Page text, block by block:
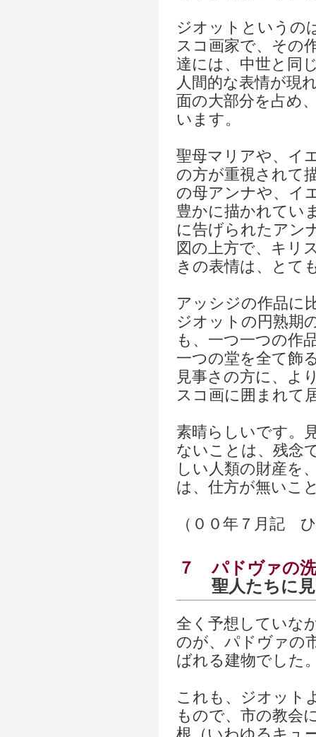
ジオットというの
スコ画家で、その
達には、中世と同
人間的な表情が現
面の大部分を占め
います。
聖母マリアや、イ
の方が重視されて
の母アンナや、イ
豊かに描かれてい
に告げられたアン
図の上方で、キリ
きの表情は、とて
アッシジの作品に
ジオットの円熟期
も、一つ一つの作
一つの堂を全て飾
見事さの方に、よ
スコ画に囲まれて
素晴らしいです。
ないことは、残念
しい人類の財産を
は、仕方が無いこ
（００年７月記
７
パドヴァの
聖人たちに
全く予想していな
のが、パドヴァの
ばれる建物でした
これも、ジオット
もので、市の教会